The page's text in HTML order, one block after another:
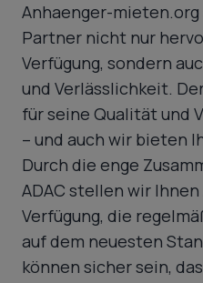
Anhaenger-
Partner nicht nur
Verfügung, sondern
und Verlässlichkeit.
für seine Qualität und
– und auch wir bieten
Durch die enge
ADAC stellen wir
Verfügung, die
auf dem neuesten
können sicher sein,